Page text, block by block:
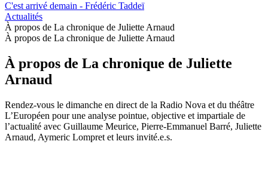
C'est arrivé demain - Frédéric Taddeï
Actualités
À propos de La chronique de Juliette Arnaud
À propos de La chronique de Juliette Arnaud
À propos de La chronique de Juliette
Arnaud
Rendez-vous le dimanche en direct de la Radio Nova et du théâtre
L’Européen pour une analyse pointue, objective et impartiale de
l’actualité avec Guillaume Meurice, Pierre-Emmanuel Barré, Juliette
Arnaud, Aymeric Lompret et leurs invité.e.s.